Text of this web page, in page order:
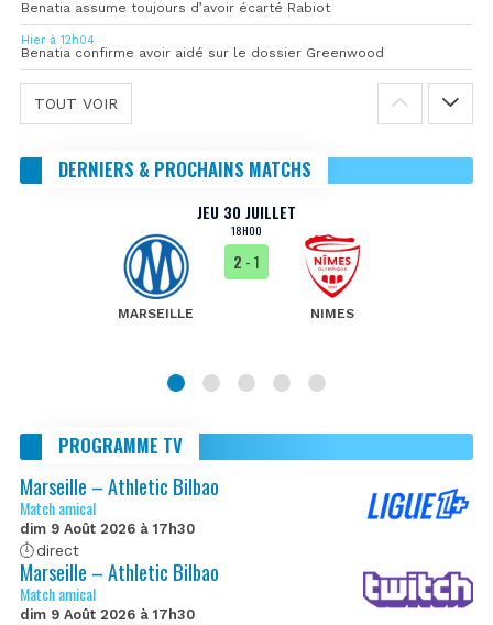
Benatia assume toujours d’avoir écarté Rabiot
Hier à 12h04
Benatia confirme avoir aidé sur le dossier Greenwood
TOUT VOIR
DERNIERS & PROCHAINS MATCHS
JEU 30 JUILLET
18H00
MARSEILLE
2 - 1
NIMES
PROGRAMME TV
Marseille – Athletic Bilbao
Match amical
dim 9 Août 2026 à 17h30
direct
Marseille – Athletic Bilbao
Match amical
dim 9 Août 2026 à 17h30